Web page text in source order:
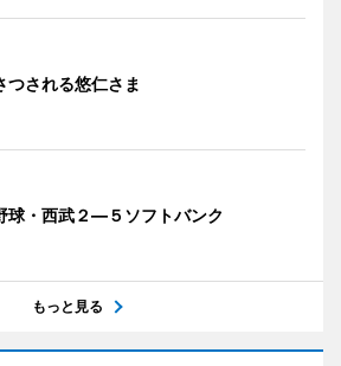
つされる悠仁さま
球・西武２―５ソフトバンク
もっと見る